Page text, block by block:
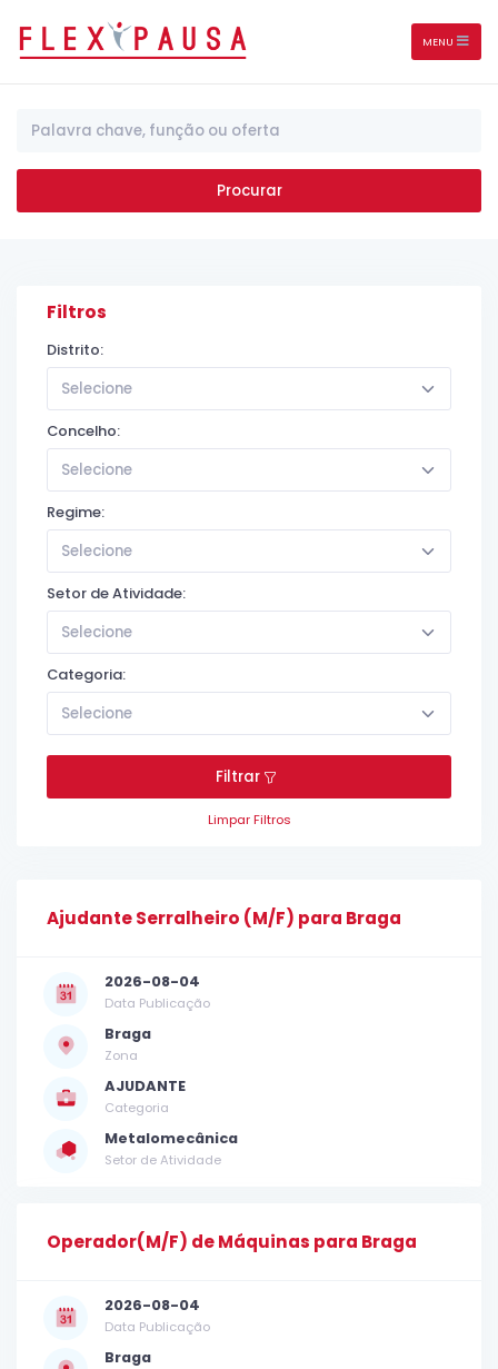
MENU
Procurar
Filtros
Distrito:
Selecione
Concelho:
Selecione
Regime:
Selecione
Setor de Atividade:
Selecione
Categoria:
Selecione
Filtrar
Limpar Filtros
Ajudante Serralheiro (M/F) para Braga
2026-08-04
Data Publicação
Braga
Zona
AJUDANTE
Categoria
Metalomecânica
Setor de Atividade
Operador(M/F) de Máquinas para Braga
2026-08-04
Data Publicação
Braga